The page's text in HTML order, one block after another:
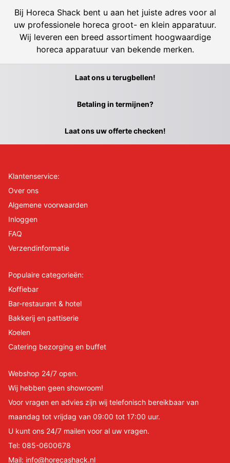
Bij Horeca Shack bent u aan het juiste adres voor al
uw professionele horeca groot- en klein apparatuur.
Wij leveren een breed assortiment hoogwaardige
horeca apparatuur van bekende merken.
Laat ons u terugbellen!
Betaling in termijnen?
Laat ons uw offerte checken!
Klantenservice:
Over ons
Algemene voorwaarden
Inloggen
FAQ
Verzendinformatie
Populaire categorieën:
Koffiebar
Bar-restaurant & hotel
Bakkerij en pattiserie
Koelen
Catering bezorging en buffet
Webshop 24/7 open.
Wij hebben geen showroom!
Voor vragen en advies zijn wij telefonisch bereikbaar van
maandag tot vrijdag van 09:00 tot 17:00 uur.
U kunt ons 24/7 mailen voor al uw vragen.
Tel: 085-0600678
Mail: info@horecashack.nl